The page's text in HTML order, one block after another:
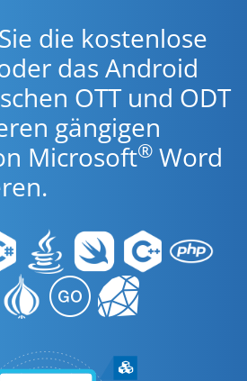
die kostenlose
das Android
OTT und ODT
gängigen
Microsoft® Word